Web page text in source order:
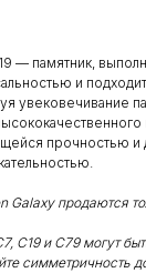
— памятник,
и
увековечивание
прочностью и
Galaxy продаются
С19 и С79 могут
симметричность